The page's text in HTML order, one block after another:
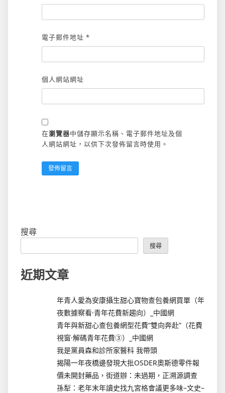
電子郵件地址 *
個人網站網址
在瀏覽器中儲存顯示名稱、電子郵件地址及個
人網站網址，以供下次發佈留言時使用。
搜尋
搜尋
近期文章
年青人愛為安康攝生甜心寶物查包養網買單（年
夜數據察看·青年花費新趨向）_中國網
青年與新甜心查包養網型花費“雙向奔赴”（花費
視窗·解碼青年花費③）_中國網
我是黨員森和診所家醫科 我帶頭
揭陽一年夜橋邊發現大批OSDER奧斯德零件報
價未開封藥品，街道辦：未過期，正溯源調查
孫犁：老年末年讀史找九宮格會議更多味–文史–